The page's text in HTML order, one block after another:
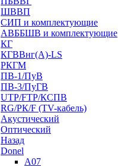
ШВВП
СИП и комплектующие
АВББШВ и комплектующие
КГ
КГВВнг(А)-LS
РКГМ
ПВ-1/ПуВ
ПВ-3/ПуГВ
UTP/FTP/КСПВ
RG/РК/F (TV-кабель)
Акустический
Оптический
Назад
Donel
A07